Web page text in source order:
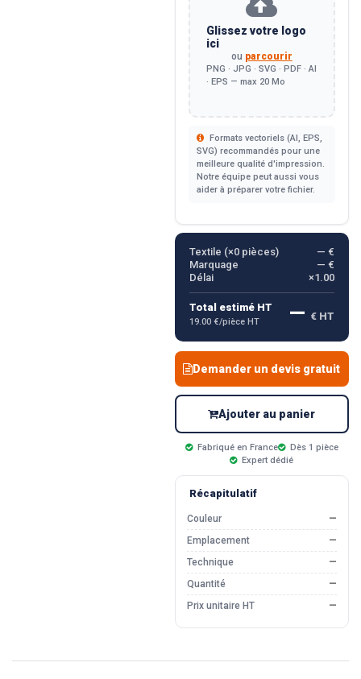
Glissez votre logo
ici
ou parcourir
PNG · JPG · SVG · PDF · AI
· EPS — max 20 Mo
Formats vectoriels (AI, EPS,
SVG) recommandés pour une
meilleure qualité d'impression.
Notre équipe peut aussi vous
aider à préparer votre fichier.
Textile (×0pièces)
— €
Marquage
— €
Délai
×1.00
Total estimé HT
19.00 €/pièce HT — € HT
Demander un devis gratuit
Ajouter au panier
Fabriqué en France
Dès 1 pièce
Expert dédié
Récapitulatif
Couleur
—
Emplacement
—
Technique
—
Quantité
—
Prix unitaire HT
—